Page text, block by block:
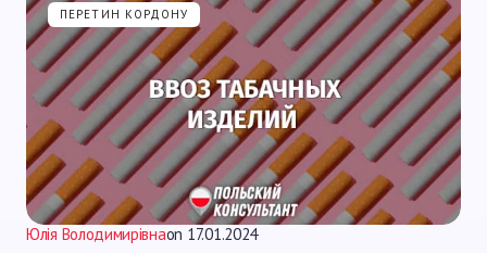
ПЕРЕТИН КОРДОНУ
Юлія Володимирівнаon 17.01.2024